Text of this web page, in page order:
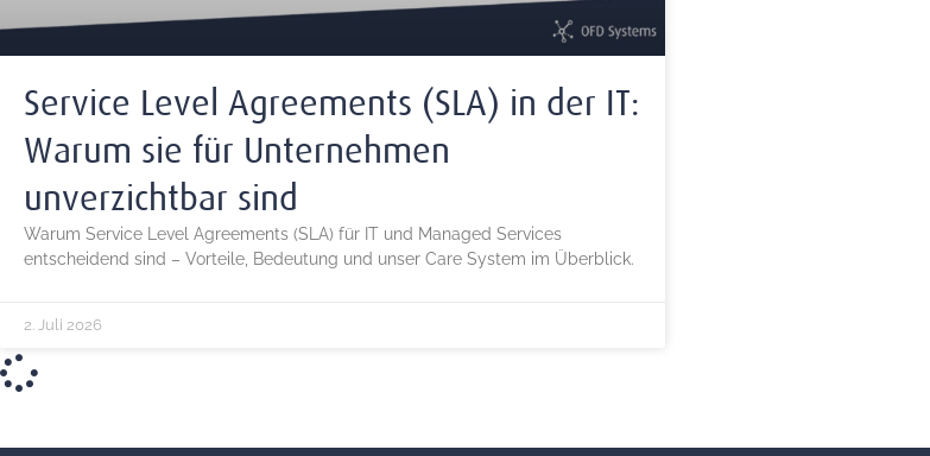
Service Level Agreements (SLA) in der IT:
Warum sie für Unternehmen
unverzichtbar sind
Warum Service Level Agreements (SLA) für IT und Managed Services
entscheidend sind – Vorteile, Bedeutung und unser Care System im Überblick.
2. Juli 2026